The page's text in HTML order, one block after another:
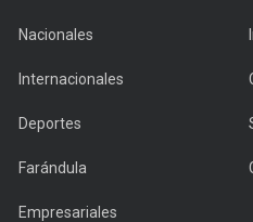
Nacionales
Internacionales
Deportes
Farándula
Empresariales